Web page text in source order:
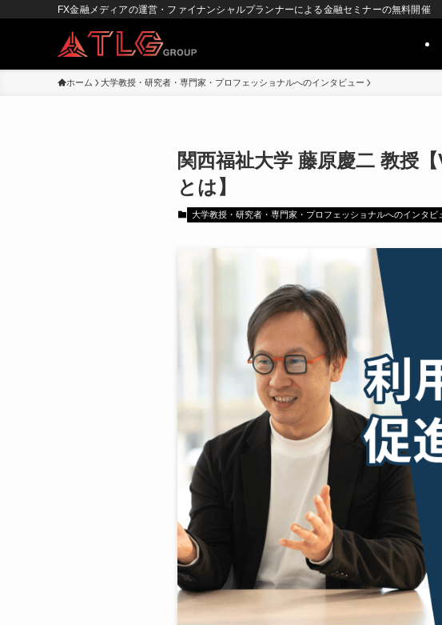
FX金融メディアの運営・ファイナンシャルプランナーによる金融セミナーの無料開催
ホーム 大学教授・研究者・専門家・プロフェッショナルへのインタビュー
関西福祉大学 藤原慶二 教授
とは】
大学教授・研究者・専門家・プロフェッショナルへのインタビ